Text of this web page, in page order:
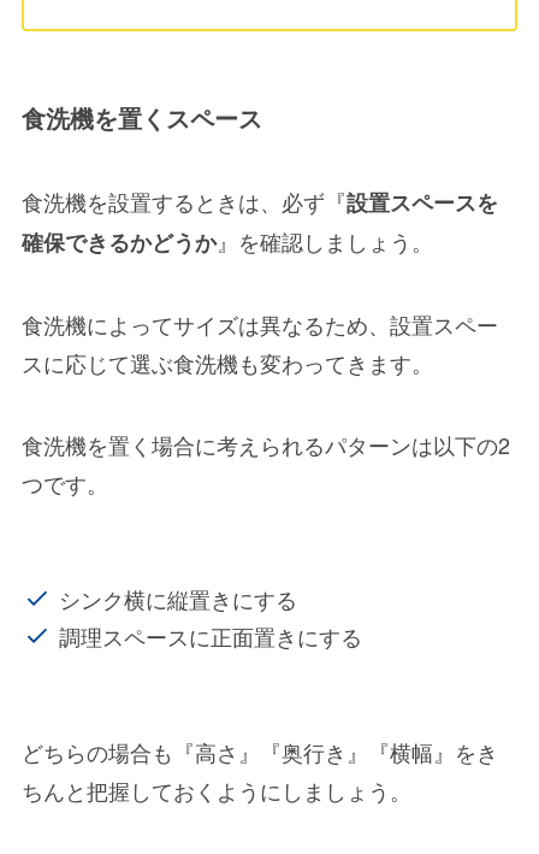
食洗機を置くスペース
食洗機を設置するときは、必ず『設置スペースを
確保できるかどうか』を確認しましょう。
食洗機によってサイズは異なるため、 設置スペー
スに応じて選ぶ食洗機も変わってきます。
食洗機を置く場合に考えられるパターンは以下の2
つです。
シンク横に縦置きにする
調理スペースに正面置きにする
どちらの場合も『高さ 』『奥行き 』『横幅 』をき
ちんと把握しておくようにしましょう。